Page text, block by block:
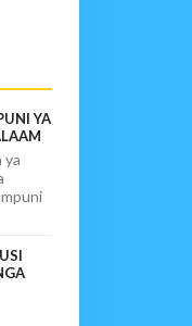
YA
ya